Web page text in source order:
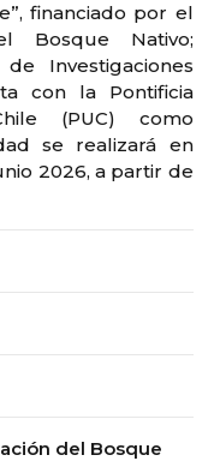
financiado por el
Bosque Nativo;
Investigaciones
con la Pontificia
(PUC) como
se realizará en
2026, a partir de
del Bosque